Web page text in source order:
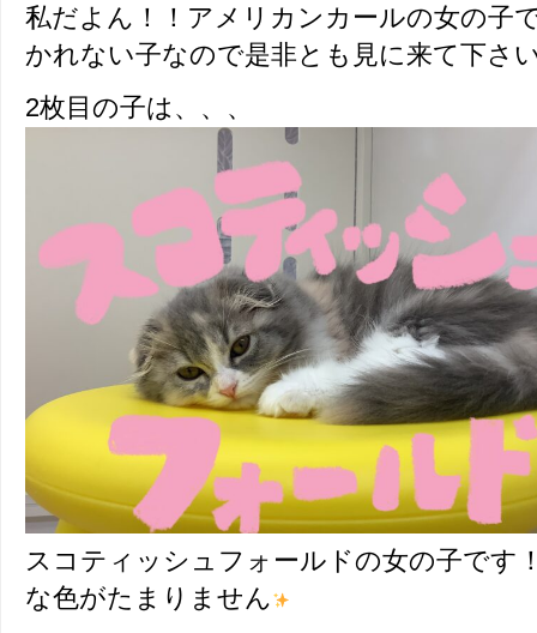
私だよん！！アメリカンカールの女の子
かれない子なので是非とも見に来て下さ
2枚目の子は、、、
スコティッシュフォールドの女の子です
な色がたまりません